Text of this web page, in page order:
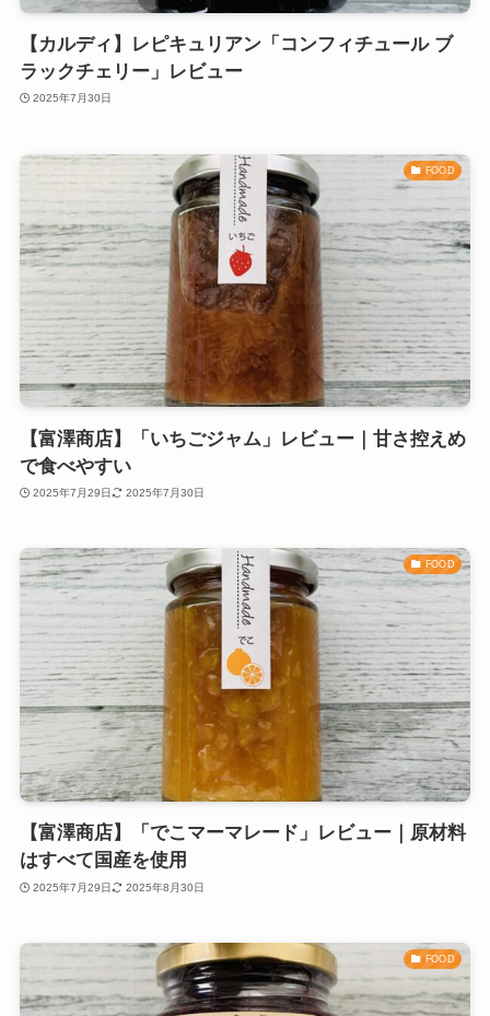
【カルディ】レピキュリアン「コンフィチュール ブ
ラックチェリー」レビュー
2025年7月30日
FOOD
【富澤商店】「いちごジャム」レビュー｜甘さ控えめ
で食べやすい
2025年7月29日 2025年7月30日
FOOD
【富澤商店】「でこマーマレード」レビュー｜原材料
はすべて国産を使用
2025年7月29日 2025年8月30日
FOOD